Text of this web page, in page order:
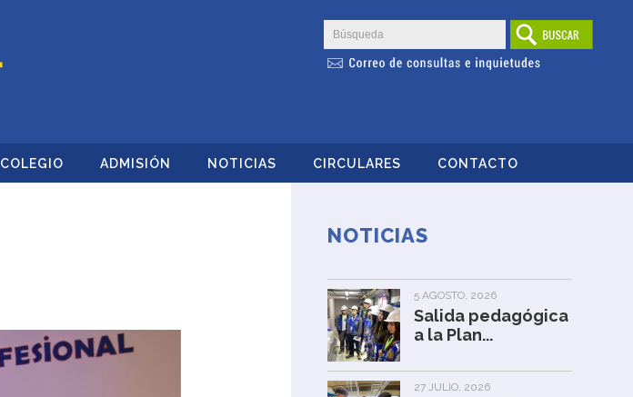
COLEGIO ADMISIÓN NOTICIAS CIRCULARES CONTACTO
NOTICIAS
5 AGOSTO, 2026
Salida pedagógica
a la Plan...
27 JULIO, 2026